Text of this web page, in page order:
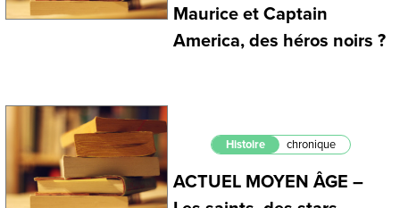
Maurice et Captain
America, des héros noirs ?
Histoire chronique
ACTUEL MOYEN ÂGE –